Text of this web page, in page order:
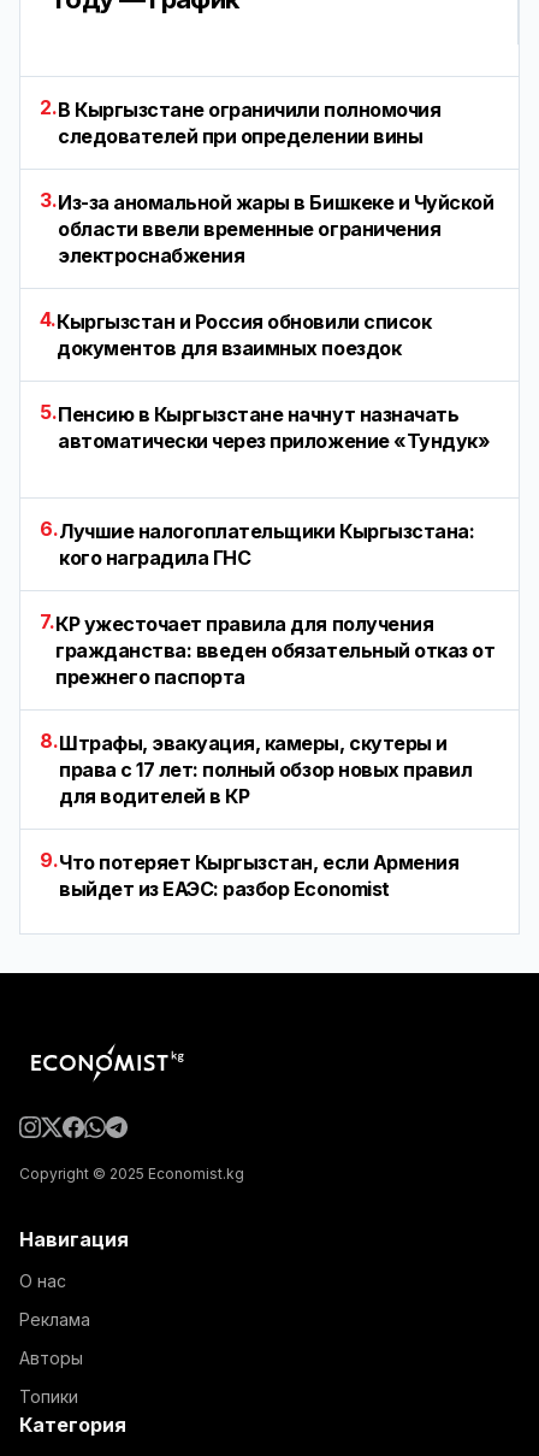
2.В Кыргызстане ограничили полномочия
следователей при определении вины
3.Из-за аномальной жары в Бишкеке и Чуйской
области ввели временные ограничения
электроснабжения
4.Кыргызстан и Россия обновили список
документов для взаимных поездок
5.Пенсию в Кыргызстане начнут назначать
автоматически через приложение «Тундук»
6.Лучшие налогоплательщики Кыргызстана:
кого наградила ГНС
7.КР ужесточает правила для получения
гражданства: введен обязательный отказ от
прежнего паспорта
8.Штрафы, эвакуация, камеры, скутеры и
права с 17 лет: полный обзор новых правил
для водителей в КР
9.Что потеряет Кыргызстан, если Армения
выйдет из ЕАЭС: разбор Economist
Copyright © 2025 Economist.kg
Навигация
О нас
Реклама
Авторы
Топики
Категория